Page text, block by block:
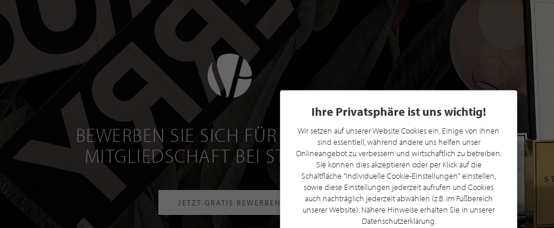
BEWERBEN SIE SICH FÜR EINE GRATIS
MITGLIEDSCHAFT BEI STILPUNKTE®
JETZT GRATIS BEWERBEN
Ihre Privatsphäre ist uns wichtig!
Wir setzen auf unserer Website Cookies ein. Einige von ihnen
sind essentiell, während andere uns helfen unser
Onlineangebot zu verbessern und wirtschaftlich zu betreiben.
Sie können dies akzeptieren oder per Klick auf die
Schaltfläche "Individuelle Cookie-Einstellungen" einstellen,
sowie diese Einstellungen jederzeit aufrufen und Cookies
auch nachträglich jederzeit abwählen (z.B. im Fußbereich
unserer Website). Nähere Hinweise erhalten Sie in unserer
Datenschutzerklärung.